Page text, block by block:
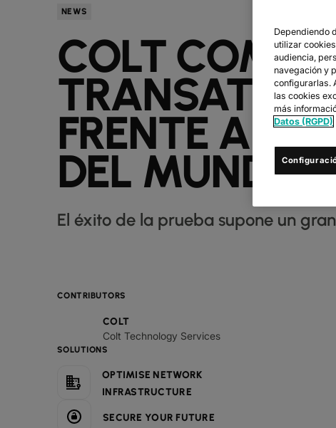
NEWS
COLT
FRENTE A
DEL MUNDO
El éxito de la prueba supone un
CONTRIBUTORS
COLT
Colt Technology Services
SOLUTIONS
OPTIMISE NETWORK
INFRASTRUCTURE
SECURE YOUR FUTURE
Dependiendo
utilizar
audiencia,
navegación y
configurarlas.
las cookies
más
Datos (RGPD)